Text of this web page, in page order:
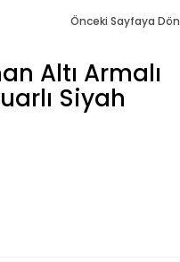
Önceki Sayfaya Dön
Altı Armalı
Siyah